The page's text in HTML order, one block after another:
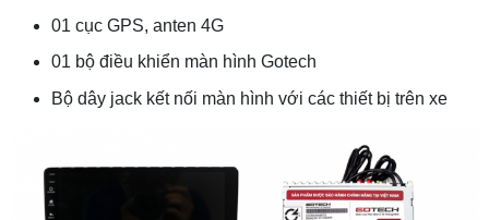
01 cục GPS, anten 4G
01 bộ điều khiển màn hình Gotech
Bộ dây jack kết nối màn hình với các thiết bị trên xe